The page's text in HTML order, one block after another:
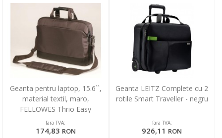
Geanta pentru laptop, 15.6``,
material textil, maro,
FELLOWES Thrio Easy
fara TVA:
174,83 RON
Geanta LEITZ Complete cu 2
rotile Smart Traveller - negru
fara TVA:
926,11 RON